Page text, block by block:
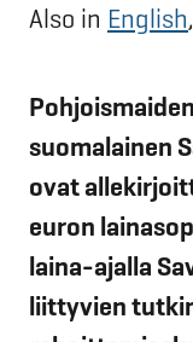
Also in English,
suomalainen
ovat
euron
laina-ajalla
liittyvien